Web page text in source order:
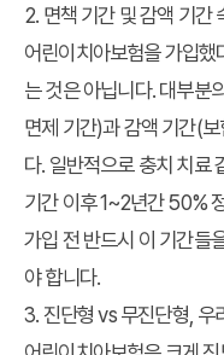
2. 면책 기간 및 감액 기간
어린이치아보험을 가입했
는 것은 아닙니다. 대부분
면제 기간)과 감액 기간(
다. 일반적으로 충치 치료
기간 이후 1~2년간 50%
가입 전 반드시 이 기간들
야 합니다.
3. 진단형 vs 무진단형, 우